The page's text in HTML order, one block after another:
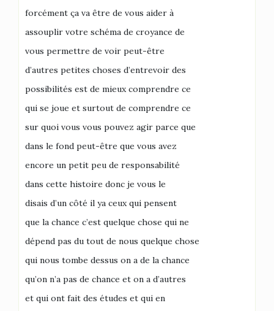
forcément ça va être de vous aider à
assouplir votre schéma de croyance de
vous permettre de voir peut-être
d’autres petites choses d’entrevoir des
possibilités est de mieux comprendre ce
qui se joue et surtout de comprendre ce
sur quoi vous vous pouvez agir parce que
dans le fond peut-être que vous avez
encore un petit peu de responsabilité
dans cette histoire donc je vous le
disais d’un côté il ya ceux qui pensent
que la chance c’est quelque chose qui ne
dépend pas du tout de nous quelque chose
qui nous tombe dessus on a de la chance
qu’on n’a pas de chance et on a d’autres
et qui ont fait des études et qui en